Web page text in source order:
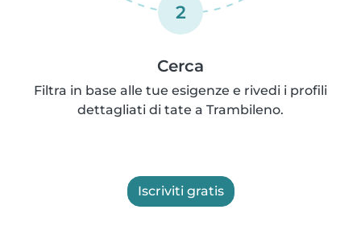
2
Cerca
Filtra in base alle tue esigenze e rivedi i profili
dettagliati di tate a Trambileno.
Iscriviti gratis